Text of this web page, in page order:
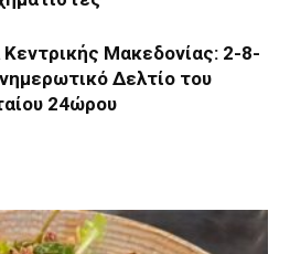
Μακεδονίας: 2-8-
Δελτίο του
24ώρου